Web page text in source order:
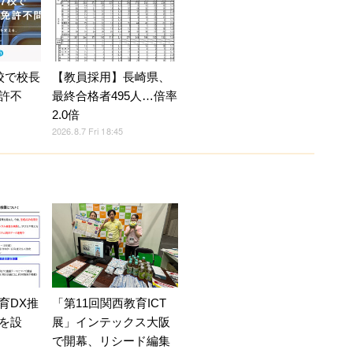
で校長
不
【教員採用】長崎県、
最終合格者495人…倍率
2.0倍
2026.8.7 Fri 18:45
DX推
設
「第11回関西教育ICT
展」インテックス大阪
で開幕、リシード編集